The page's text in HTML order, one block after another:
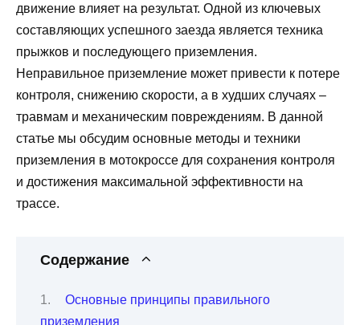
движение влияет на результат. Одной из ключевых
составляющих успешного заезда является техника
прыжков и последующего приземления.
Неправильное приземление может привести к потере
контроля, снижению скорости, а в худших случаях –
травмам и механическим повреждениям. В данной
статье мы обсудим основные методы и техники
приземления в мотокроссе для сохранения контроля
и достижения максимальной эффективности на
трассе.
Содержание
Основные принципы правильного
приземления